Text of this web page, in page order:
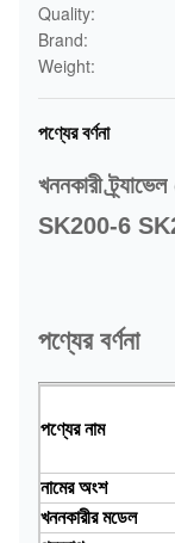
Quality:
Brand:
Weight:
পণ্যের বর্ণনা
খননকারী
SK200-6
পণ্যের বর্ণনা
পণ্যের নাম
নামের অংশ
খননকারীর মডেল